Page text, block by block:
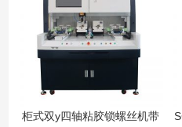
柜式双y四轴粘胶锁螺丝机带